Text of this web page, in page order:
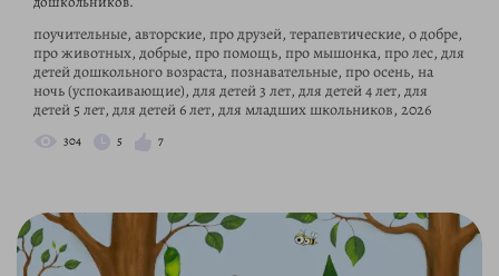
поучительные, авторские, про друзей, терапевтические, о добре,
про животных, добрые, про помощь, про мышонка, про лес, для
детей дошкольного возраста, познавательные, про осень, на
ночь (успокаивающие), для детей 3 лет, для детей 4 лет, для
детей 5 лет, для детей 6 лет, для младших школьников, 2026
304 5 7